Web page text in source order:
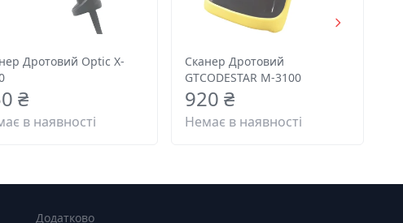
Дротовий Optic X-
₴
в наявності
Сканер Дротовий
GTCODESTAR M-3100
920 ₴
Немає в наявності
Додатково